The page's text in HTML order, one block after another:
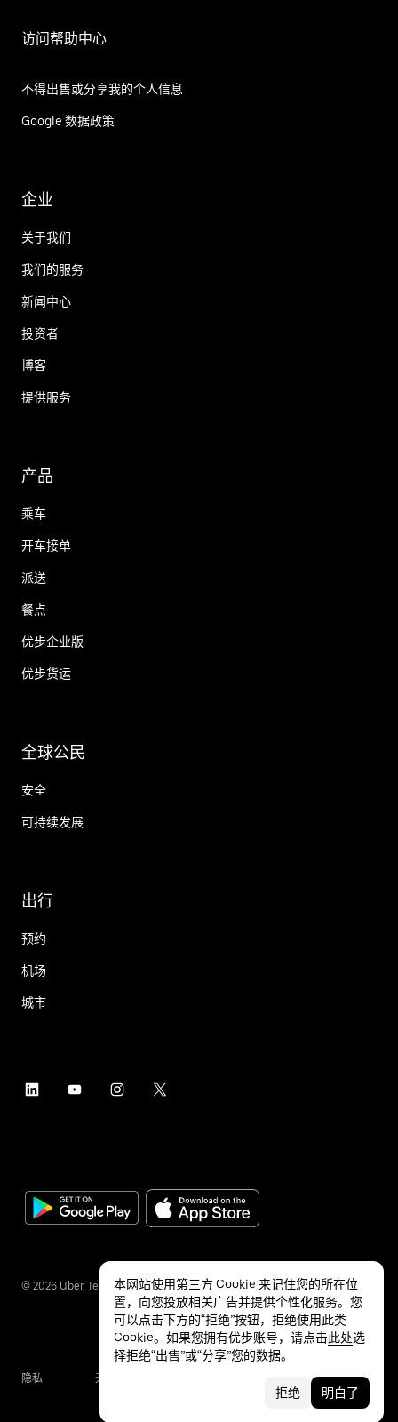
访问帮助中心
不得出售或分享我的个人信息
Google 数据政策
企业
关于我们
我们的服务
新闻中心
投资者
博客
提供服务
产品
乘车
开车接单
派送
餐点
优步企业版
优步货运
全球公民
安全
可持续发展
出行
预约
机场
城市
© 2026 Uber Technologies Inc.
隐私 无障碍服务
本网站使用第三方 Cookie 来记住您的所在位
置，向您投放相关广告并提供个性化服务。您
可以点击下方的“拒绝”按钮，拒绝使用此类
Cookie。如果您拥有优步账号，请点击此处选
择拒绝“出售”或“分享”您的数据。
拒绝 明白了